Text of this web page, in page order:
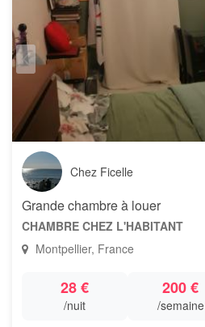
Chez Ficelle
Grande chambre à louer
CHAMBRE CHEZ L'HABITANT
Montpellier, France
28 €
/nuit
200 €
/semaine